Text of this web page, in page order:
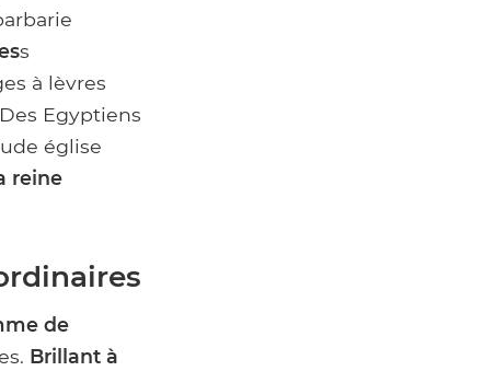
s
à lèvres
Egyptiens
église
reine
de
Brillant à